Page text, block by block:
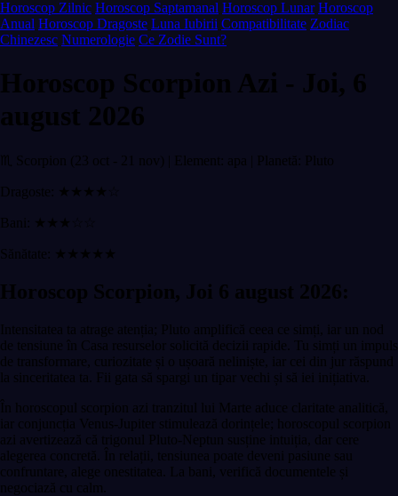
Horoscop Zilnic Horoscop Saptamanal Horoscop Lunar Horoscop
Anual Horoscop Dragoste Luna Iubirii Compatibilitate Zodiac
Chinezesc Numerologie Ce Zodie Sunt?
Horoscop Scorpion Azi - Joi, 6
august 2026
♏ Scorpion (23 oct - 21 nov) | Element: apa | Planetă: Pluto
Dragoste: ★★★★☆
Bani: ★★★☆☆
Sănătate: ★★★★★
Horoscop Scorpion, Joi 6 august 2026:
Intensitatea ta atrage atenția; Pluto amplifică ceea ce simți, iar un nod
de tensiune în Casa resurselor solicită decizii rapide. Tu simți un impuls
de transformare, curiozitate și o ușoară neliniște, iar cei din jur răspund
la sinceritatea ta. Fii gata să spargi un tipar vechi și să iei inițiativa.
În horoscopul scorpion azi tranzitul lui Marte aduce claritate analitică,
iar conjuncția Venus-Jupiter stimulează dorințele; horoscopul scorpion
azi avertizează că trigonul Pluto-Neptun susține intuiția, dar cere
alegerea concretă. În relații, tensiunea poate deveni pasiune sau
confruntare, alege onestitatea. La bani, verifică documentele și
negociază cu calm.